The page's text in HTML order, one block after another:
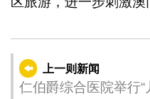
上一则新闻
仁伯爵综合医院举行